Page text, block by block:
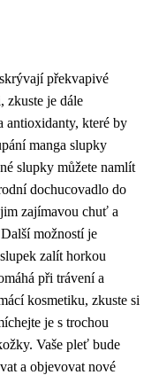
překvapivé
zkuste je dále
antioxidanty, které by
manga slupky
slupky můžete namlít
dochucovadlo do
zajímavou chuť a
možností je
zalít horkou
při trávení a
kosmetiku, zkuste si
je s trochou
Vaše pleť bude
a objevovat nové